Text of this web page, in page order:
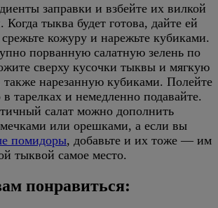
заправки и взбейте их вилкой
Когда тыква будет готова, дайте ей
кожуру и нарежьте кубиками.
порванную салатную зелень по
сверху кусочки тыквы и мягкую
нарезанную кубиками. Полейте
тарелках и немедленно подавайте.
салат можно дополнить
или орешками, а если вы
помидоры, добавьте и их тоже — им
тыквой самое место.
понравиться: